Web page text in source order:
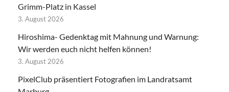
Grimm-Platz in Kassel
3. August 2026
Hiroshima- Gedenktag mit Mahnung und Warnung:
Wir werden euch nicht helfen können!
3. August 2026
PixelClub präsentiert Fotografien im Landratsamt